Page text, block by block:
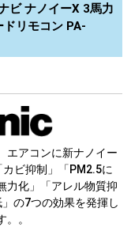
ビ ナノイーX 3馬力
リモコン PA-
エアコンに新ナノイー
ビ抑制」「PM2.5に
力化」「アレル物質抑
の7つの効果を発揮し
。